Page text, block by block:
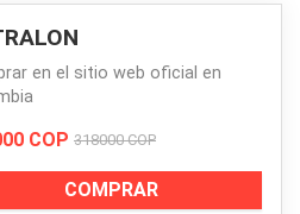
en el sitio web oficial en
COP 318000 COP
COMPRAR